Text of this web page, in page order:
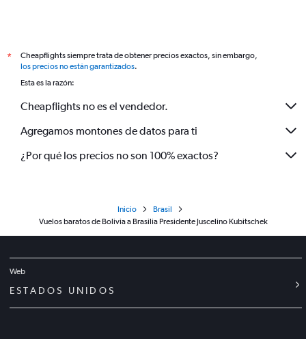
*
Cheapflights siempre trata de obtener precios exactos, sin embargo,
los precios no están garantizados.
Esta es la razón:
Cheapflights no es el vendedor.
Agregamos montones de datos para ti
¿Por qué los precios no son 100% exactos?
Inicio
Brasil
Vuelos baratos de Bolivia a Brasilia Presidente Juscelino Kubitschek
Web
ESTADOS UNIDOS